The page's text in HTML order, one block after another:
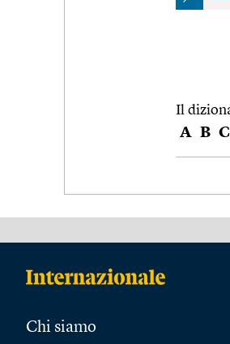
Il
A B C
Chi siamo